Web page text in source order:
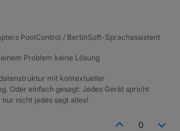
PoolControl / BertinSoft-Sprachassistent
Problem keine Lösung
mit kontextueller
Oder einfach gesagt: Jedes Gerät spricht
nicht jedes sagt alles!
0